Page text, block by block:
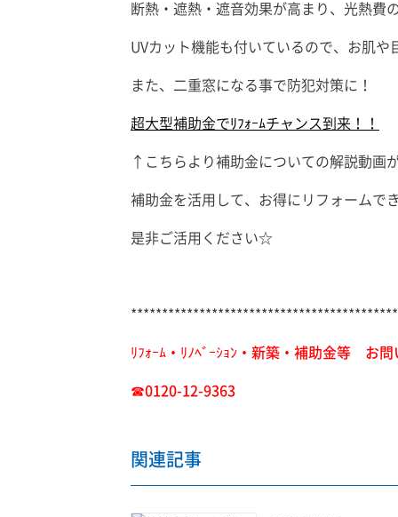
断熱・遮熱・遮音効果が高まり、光熱費
UVカット機能も付いているので、お肌
また、二重窓になる事で防犯対策に！
超大型補助金でﾘﾌｫｰﾑチャンス到来！！
↑こちらより補助金についての解説動画
補助金を活用して、お得にリフォームで
是非ご活用ください☆
ﾘﾌｫｰﾑ・ﾘﾉﾍﾞｰｼｮﾝ・新築・補助金等 お
☎0120-12-9363
関連記事